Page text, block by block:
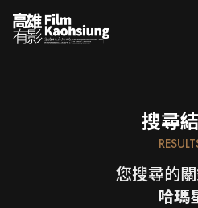
搜尋
您搜尋的
哈瑪